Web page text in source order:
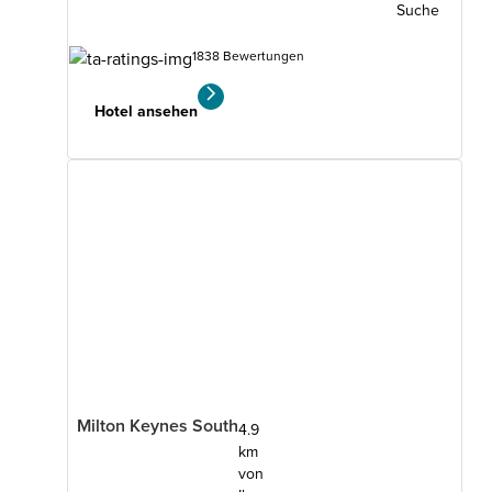
Suche
1838 Bewertungen
Hotel ansehen
Milton Keynes South4.9
km
von